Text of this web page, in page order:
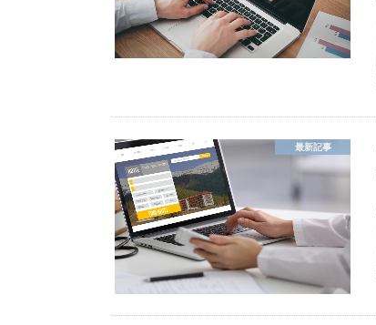
最新記事